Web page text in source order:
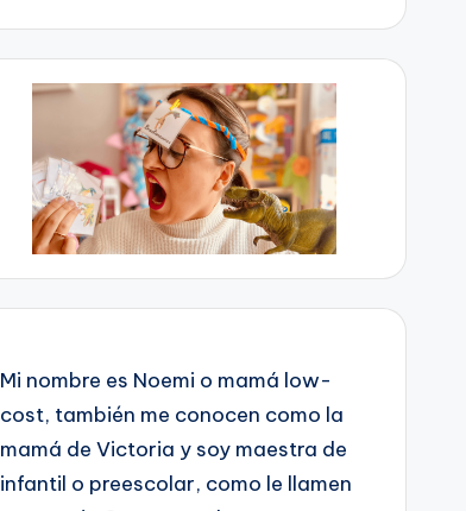
Mi nombre es Noemi o mamá low-
cost, también me conocen como la
mamá de Victoria y soy maestra de
infantil o preescolar, como le llamen